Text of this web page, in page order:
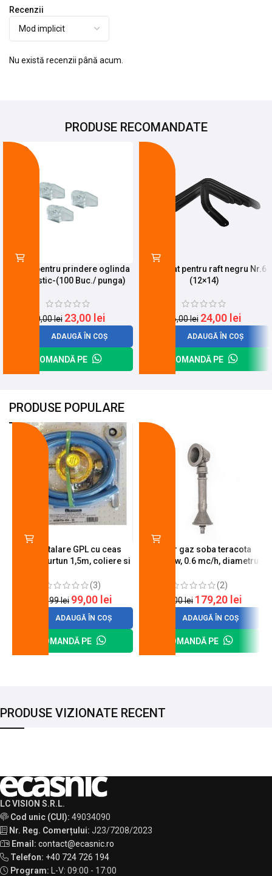
Recenzii
Nu există recenzii până acum.
PRODUSE RECOMANDATE
Suport pentru prindere oglinda
din palstic-(100 Buc./ punga)
30,00lei 23,00 lei
ADAUGĂ ÎN COȘ
COMANDĂ PE
Suport lat pentru raft negru Nr.6
(12×14)
26,00lei 24,00 lei
ADAUGĂ ÎN COȘ
COMANDĂ PE
PRODUSE POPULARE
Kit instalare GPL cu ceas
butelie, furtun 1,5m, coliere si
(3)
120,99lei 99,00 lei
ADAUGĂ ÎN COȘ
COMANDĂ PE
Arzator gaz soba teracota
A600, 6 kw, 0.6 mc/h, diametru
(2)
200,00lei 179,20 lei
ADAUGĂ ÎN COȘ
COMANDĂ PE
PRODUSE VIZIONATE RECENT
LC VISION S.R.L.
Cod unic (CUI): 49034090
Nr. Reg. Comerțului: J23/7208/2023
Email: contact@ecasnic.ro
Telefon: +40 724 726 194
Program: L-V: 09:00 - 17:00